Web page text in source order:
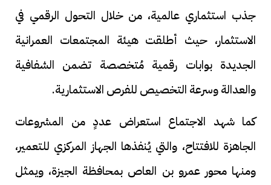
جذب استثماري عالمية، من خلال التحول الرقمي في
الاستثمار، حيث أطلقت هيئة المجتمعات العمرانية
الجديدة بوابات رقمية مُتخصصة تضمن الشفافية
والعدالة وسرعة التخصيص للفرص الاستثمارية.
كما شهد الاجتماع استعراض عددٍ من المشروعات
الجاهزة للافتتاح، والتي يُنفذها الجهاز المركزي للتعمير،
ومنها محور عمرو بن العاص بمحافظة الجيزة، ويمثل